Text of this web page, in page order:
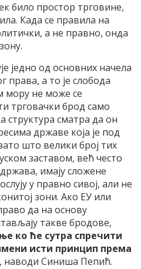
било простор трговине,
Када се правила на
а не правно, онда
једно од основних начела
права, а то је слобода
мору не може се
трговачки брод само
структура сматра да он
државе која је под
што велики број тих
заставом, већ често
имају сложене
у правно сивој, али не
зони. Ако ЕУ или
да на основу
такве бродове,
ко ће сутра спречити
исти принцип према
наводи Синиша Пепић.